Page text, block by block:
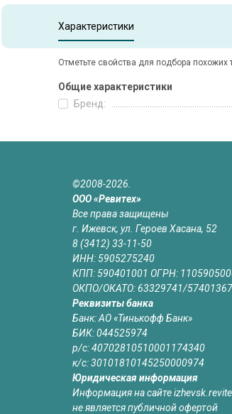
Характеристики
Отметьте свойства для подбора похожих
Общие характеристики
Бренд:
©2008-2026.
ООО «Ревитех»
Все права защищены
г. Ижевск, ул. Героев Хасана, 52
8 (3412) 33-11-50
ИНН: 5905275240
КПП: 590401001 ОГРН:
ОКПО/ОКАТО: 63329741/
Реквизиты банка
Банк: АО «Тинькофф Банк»
БИК: 044525974
р/с: 40702810510001174340
к/с: 30101810145250000974
Юридическая информация
Информация на сайте
не является публичной офертой